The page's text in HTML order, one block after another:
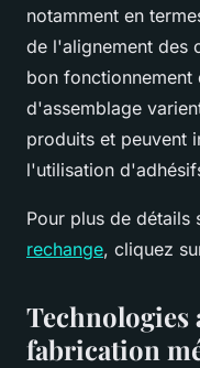
notamment en
de l'alignement des
bon
d'assemblage
produits et peuvent
l'utilisation
Pour plus de détails
rechange, cliquez
Technologies
fabrication